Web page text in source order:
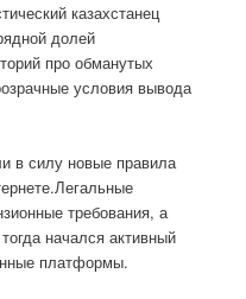
казахстанец
долей
про обманутых
условия вывода
в силу новые правила
требования, а
начался активный
платформы.